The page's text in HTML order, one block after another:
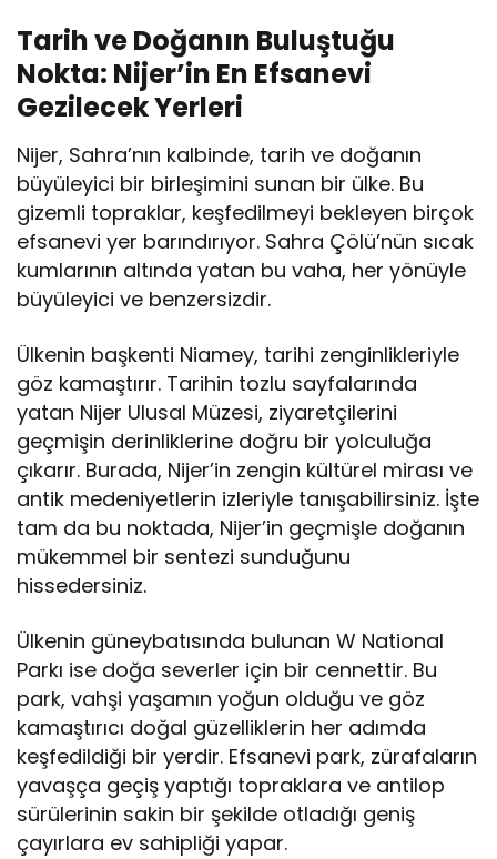
Tarih ve Doğanın Buluştuğu
Nokta: Nijer’in En Efsanevi
Gezilecek Yerleri
Nijer, Sahra’nın kalbinde, tarih ve doğanın
büyüleyici bir birleşimini sunan bir ülke. Bu
gizemli topraklar, keşfedilmeyi bekleyen birçok
efsanevi yer barındırıyor. Sahra Çölü’nün sıcak
kumlarının altında yatan bu vaha, her yönüyle
büyüleyici ve benzersizdir.
Ülkenin başkenti Niamey, tarihi zenginlikleriyle
göz kamaştırır. Tarihin tozlu sayfalarında
yatan Nijer Ulusal Müzesi, ziyaretçilerini
geçmişin derinliklerine doğru bir yolculuğa
çıkarır. Burada, Nijer’in zengin kültürel mirası ve
antik medeniyetlerin izleriyle tanışabilirsiniz. İşte
tam da bu noktada, Nijer’in geçmişle doğanın
mükemmel bir sentezi sunduğunu
hissedersiniz.
Ülkenin güneybatısında bulunan W National
Parkı ise doğa severler için bir cennettir. Bu
park, vahşi yaşamın yoğun olduğu ve göz
kamaştırıcı doğal güzelliklerin her adımda
keşfedildiği bir yerdir. Efsanevi park, zürafaların
yavaşça geçiş yaptığı topraklara ve antilop
sürülerinin sakin bir şekilde otladığı geniş
çayırlara ev sahipliği yapar.